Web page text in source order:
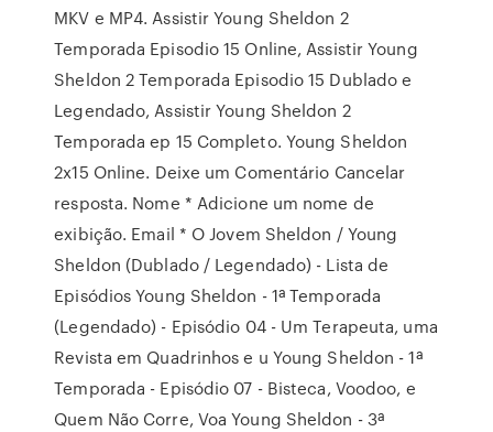
MKV e MP4. Assistir Young Sheldon 2
Temporada Episodio 15 Online, Assistir Young
Sheldon 2 Temporada Episodio 15 Dublado e
Legendado, Assistir Young Sheldon 2
Temporada ep 15 Completo. Young Sheldon
2x15 Online. Deixe um Comentário Cancelar
resposta. Nome * Adicione um nome de
exibição. Email * O Jovem Sheldon / Young
Sheldon (Dublado / Legendado) - Lista de
Episódios Young Sheldon - 1ª Temporada
(Legendado) - Episódio 04 - Um Terapeuta, uma
Revista em Quadrinhos e u Young Sheldon - 1ª
Temporada - Episódio 07 - Bisteca, Voodoo, e
Quem Não Corre, Voa Young Sheldon - 3ª